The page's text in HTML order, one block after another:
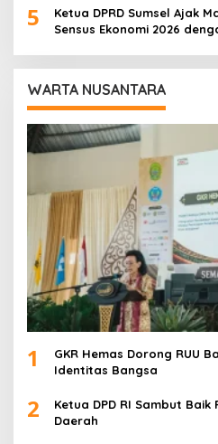
5
Ketua DPRD Sumsel Ajak
Sensus Ekonomi 2026
WARTA NUSANTARA
1
GKR Hemas Dorong RUU
Identitas Bangsa
2
Ketua DPD RI Sambut Baik
Daerah